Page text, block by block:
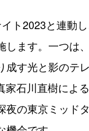
ト2023と連動
ます。一つは
す光と影のテ
家石川直樹によ
の東京ミッド